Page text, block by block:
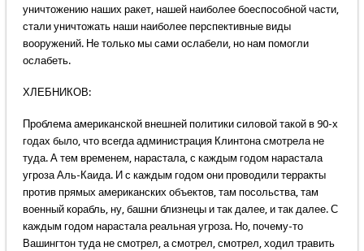
уничтожению наших ракет, нашей наиболее боеспособной части,
стали уничтожать наши наиболее перспективные виды
вооружений. Не только мы сами ослабели, но нам помогли
ослабеть.
ХЛЕБНИКОВ:
Проблема американской внешней политики силовой такой в 90-х
годах было, что всегда администрация Клинтона смотрела не
туда. А тем временем, нарастала, с каждым годом нарастала
угроза Аль-Каида. И с каждым годом они проводили терракты
против прямых американских объектов, там посольства, там
военный корабль, ну, башни близнецы и так далее, и так далее. С
каждым годом нарастала реальная угроза. Но, почему-то
Вашингтон туда не смотрел, а смотрел, смотрел, ходил травить